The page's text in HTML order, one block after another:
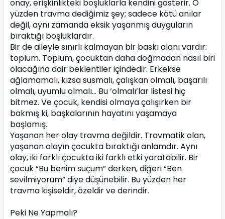
onay, erişkinlikteki boşluklarla kendini gösterir. O
yüzden travma dediğimiz şey; sadece kötü anılar
değil, aynı zamanda eksik yaşanmış duyguların
bıraktığı boşluklardır.
Bir de aileyle sınırlı kalmayan bir baskı alanı vardır:
toplum. Toplum, çocuktan daha doğmadan nasıl biri
olacağına dair beklentiler içindedir. Erkekse
ağlamamalı, kızsa susmalı, çalışkan olmalı, başarılı
olmalı, uyumlu olmalı… Bu ‘olmalı’lar listesi hiç
bitmez. Ve çocuk, kendisi olmaya çalışırken bir
bakmış ki, başkalarının hayatını yaşamaya
başlamış.
Yaşanan her olay travma değildir. Travmatik olan,
yaşanan olayın çocukta bıraktığı anlamdır. Aynı
olay, iki farklı çocukta iki farklı etki yaratabilir. Bir
çocuk “Bu benim suçum” derken, diğeri “Ben
sevilmiyorum” diye düşünebilir. Bu yüzden her
travma kişiseldir, özeldir ve derindir.
Peki Ne Yapmalı?